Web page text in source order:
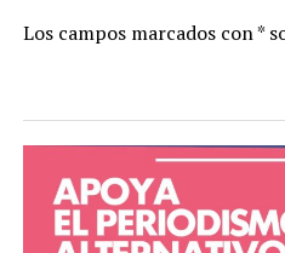
Los campos marcados con *